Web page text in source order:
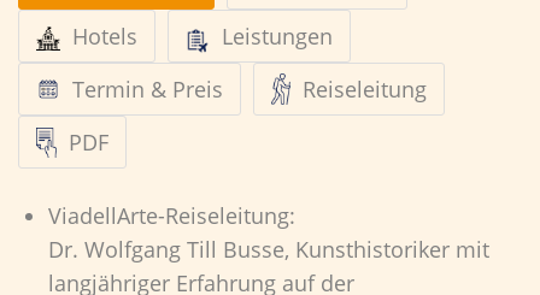
Hotels
Leistungen
Termin & Preis
Reiseleitung
PDF
ViadellArte-Reiseleitung:
Dr. Wolfgang Till Busse, Kunsthistoriker mit
langjähriger Erfahrung auf der